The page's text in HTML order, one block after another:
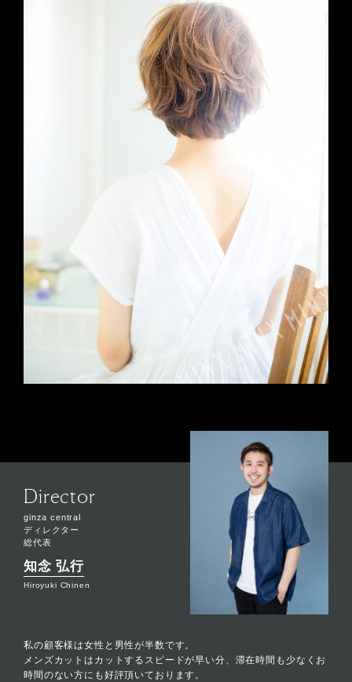
Director
ginza central
ディレクター
総代表
知念 弘行
Hiroyuki Chinen
私の顧客様は女性と男性が半数です。
メンズカットはカットするスピードが早い分、滞在時間も少なくお
時間のない方にも好評頂いております。